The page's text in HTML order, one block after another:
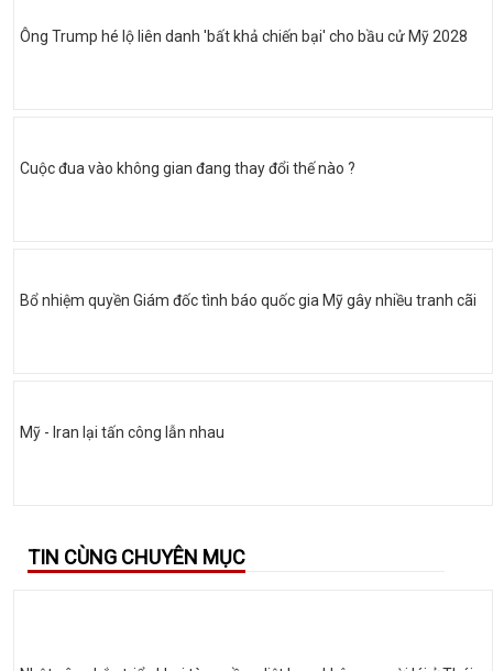
Ông Trump hé lộ liên danh 'bất khả chiến bại' cho bầu cử Mỹ 2028
Cuộc đua vào không gian đang thay đổi thế nào ?
Bổ nhiệm quyền Giám đốc tình báo quốc gia Mỹ gây nhiều tranh cãi
Mỹ - Iran lại tấn công lẫn nhau
TIN CÙNG CHUYÊN MỤC